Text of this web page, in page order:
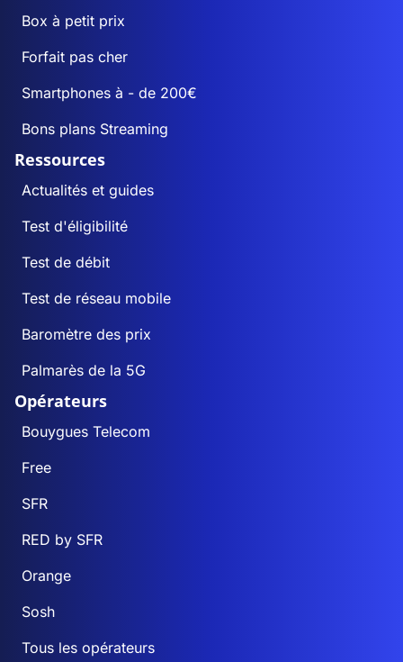
Box à petit prix
Forfait pas cher
Smartphones à - de 200€
Bons plans Streaming
Ressources
Actualités et guides
Test d'éligibilité
Test de débit
Test de réseau mobile
Baromètre des prix
Palmarès de la 5G
Opérateurs
Bouygues Telecom
Free
SFR
RED by SFR
Orange
Sosh
Tous les opérateurs